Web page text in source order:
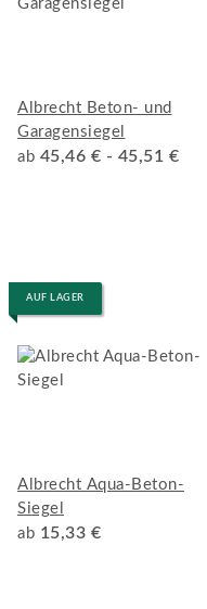
Albrecht Beton- und
Garagensiegel
ab 45,46 € - 45,51 €
AUF LAGER
Albrecht Aqua-Beton-
Siegel
ab 15,33 €